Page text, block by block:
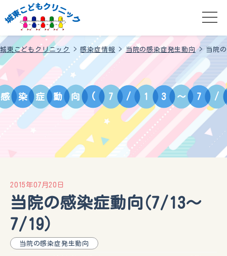
城東こどもクリニック >感染症情報 > 当院の感染症発生動向> 当院
感 染 症 動 向 ( 7 / 1 3 ～ 7 /
2015年07月20日
当院の感染症動向(7/13～
7/19）
当院の感染症発生動向